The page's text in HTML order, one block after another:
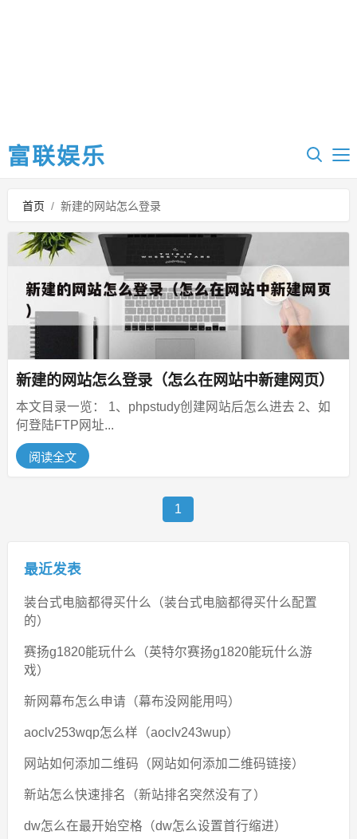
富联娱乐
首页 / 新建的网站怎么登录
新建的网站怎么登录（怎么在网站中新建网页）
本文目录一览： 1、phpstudy创建网站后怎么进去 2、如
何登陆FTP网址...
阅读全文
1
最近发表
装台式电脑都得买什么（装台式电脑都得买什么配置
的）
赛扬g1820能玩什么（英特尔赛扬g1820能玩什么游
戏）
新网幕布怎么申请（幕布没网能用吗）
aoclv253wqp怎么样（aoclv243wup）
网站如何添加二维码（网站如何添加二维码链接）
新站怎么快速排名（新站排名突然没有了）
dw怎么在最开始空格（dw怎么设置首行缩进）